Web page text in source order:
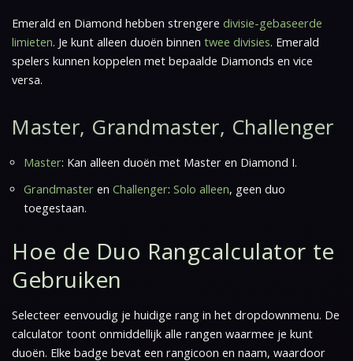
Emerald en Diamond hebben strengere divisie-gebaseerde
limieten. Je kunt alleen duoën binnen twee divisies. Emerald
spelers kunnen koppelen met bepaalde Diamonds en vice
versa.
Master, Grandmaster, Challenger
Master: Kan alleen duoën met Master en Diamond I.
Grandmaster en Challenger: Solo alleen, geen duo
toegestaan.
Hoe de Duo Rangcalculator te
Gebruiken
Selecteer eenvoudig je huidige rang in het dropdownmenu. De
calculator toont onmiddellijk alle rangen waarmee je kunt
duoën. Elke badge bevat een rangicoon en naam, waardoor